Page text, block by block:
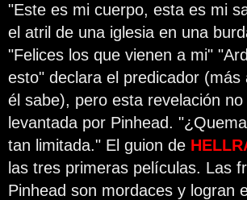
"Este es mi cuerpo, esta es mi
el atril de una iglesia en una
"Felices los que vienen a mi"
esto" declara el predicador
él sabe), pero esta revelación
levantada por Pinhead.
tan limitada." El guion de
las tres primeras películas. Las
Pinhead son mordaces y logran